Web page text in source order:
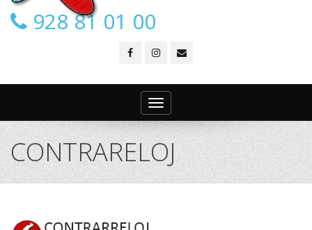
928 81 01 00
Toggle
navigation
CONTRARELOJ